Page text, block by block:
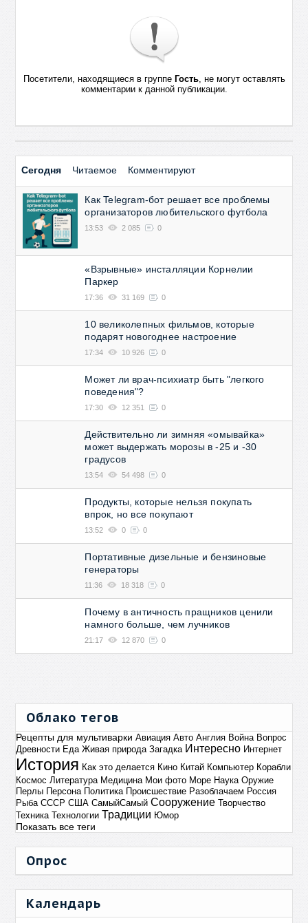
Посетители, находящиеся в группе Гость, не могут оставлять
комментарии к данной публикации.
Сегодня Читаемое Комментируют
Как Telegram-бот решает все проблемы
организаторов любительского футбола
13:53 2 085 0
«Взрывные» инсталляции Корнелии
Паркер
17:36 31 169 0
10 великолепных фильмов, которые
подарят новогоднее настроение
17:34 10 926 0
Может ли врач-психиатр быть "легкого
поведения"?
17:30 12 351 0
Действительно ли зимняя «омывайка»
может выдержать морозы в -25 и -30
градусов
13:54 54 498 0
Продукты, которые нельзя покупать
впрок, но все покупают
13:52 0 0
Портативные дизельные и бензиновые
генераторы
11:36 18 318 0
Почему в античность пращников ценили
намного больше, чем лучников
21:17 12 870 0
Облако тегов
Рецепты для мультиварки Авиация Авто Англия Война Вопрос
Древности Еда Живая природа Загадка Интересно Интернет
История Как это делается Кино Китай Компьютер Корабли
Космос Литература Медицина Мои фото Море Наука Оружие
Перлы Персона Политика Происшествие Разоблачаем Россия
Рыба СССР США СамыйСамый Сооружение Творчество
Техника Технологии Традиции Юмор
Показать все теги
Опрос
Календарь